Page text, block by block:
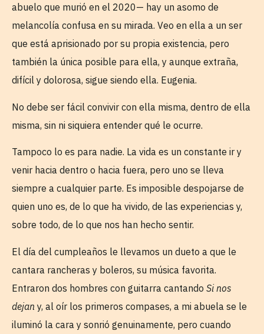
abuelo que murió en el 2020— hay un asomo de
melancolía confusa en su mirada. Veo en ella a un ser
que está aprisionado por su propia existencia, pero
también la única posible para ella, y aunque extraña,
difícil y dolorosa, sigue siendo ella. Eugenia.
No debe ser fácil convivir con ella misma, dentro de ella
misma, sin ni siquiera entender qué le ocurre.
Tampoco lo es para nadie. La vida es un constante ir y
venir hacia dentro o hacia fuera, pero uno se lleva
siempre a cualquier parte. Es imposible despojarse de
quien uno es, de lo que ha vivido, de las experiencias y,
sobre todo, de lo que nos han hecho sentir.
El día del cumpleaños le llevamos un dueto a que le
cantara rancheras y boleros, su música favorita.
Entraron dos hombres con guitarra cantando Si nos
dejan y, al oír los primeros compases, a mi abuela se le
iluminó la cara y sonrió genuinamente, pero cuando